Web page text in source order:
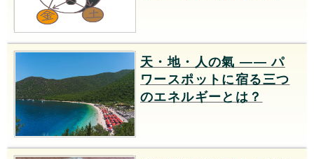
天・地・人の氣 —— パ
ワースポットに宿る三つ
のエネルギーとは？